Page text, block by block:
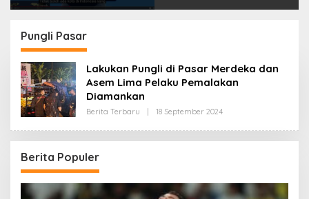
Pungli Pasar
Lakukan Pungli di Pasar Merdeka dan
Asem Lima Pelaku Pemalakan
Diamankan
Berita Terbaru 18 September 2024Oleh
Berita Populer